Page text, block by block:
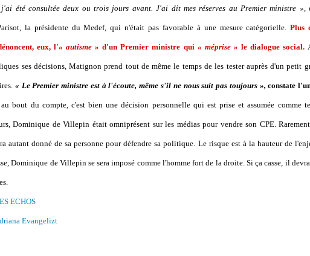
j'ai été consultée deux ou trois jours avant. J'ai dit mes réserves au Premier ministre »,
la présidente du Medef, qui n'était pas favorable à une mesure catégorielle.Plus
eux, l'« autisme » d'un Premier ministre qui « méprise » le dialogue social.
ses décisions, Matignon prend tout de même le temps de les tester auprès d'un petit
« Le Premier ministre est à l'écoute, même s'il ne nous suit pas toujours »,constate
bout du compte, c'est bien une décision personnelle qui est prise et assumée comme
Dominique de Villepin était omniprésent sur les médias pour vendre son CPE.
autant donné de sa personne pour défendre sa politique. Le risque est à la hauteur de
Dominique de Villepin se sera imposé comme l'homme fort de la droite. Si ça casse, il
ECHOS
Evangelizt